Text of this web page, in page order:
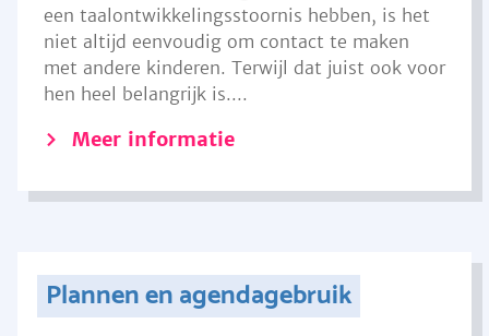
een taalontwikkelingsstoornis hebben, is het
niet altijd eenvoudig om contact te maken
met andere kinderen. Terwijl dat juist ook voor
hen heel belangrijk is....
Meer informatie
Plannen en agendagebruik